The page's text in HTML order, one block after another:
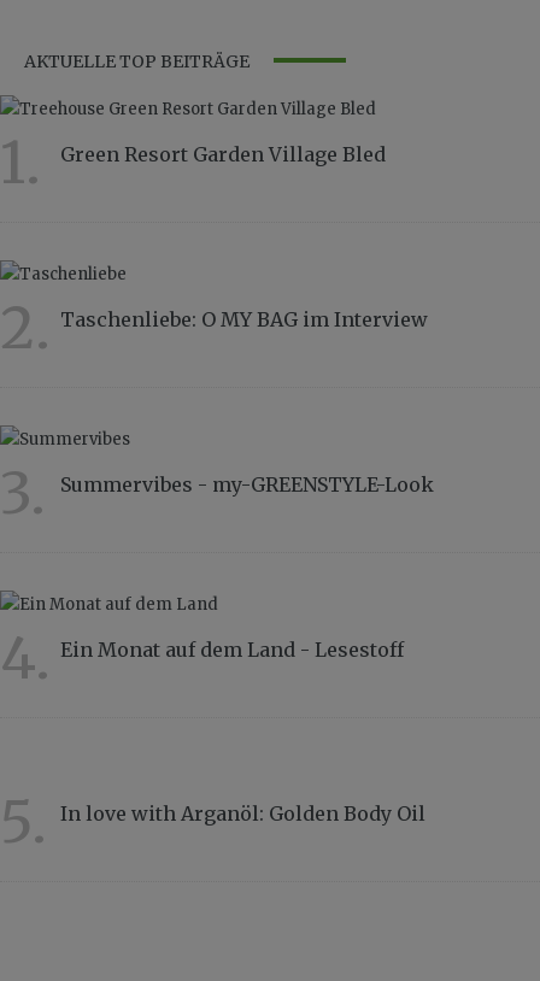
AKTUELLE TOP BEITRÄGE
1. Green Resort Garden Village Bled
2. Taschenliebe: O MY BAG im Interview
3. Summervibes - my-GREENSTYLE-Look
4. Ein Monat auf dem Land - Lesestoff
5. In love with Arganöl: Golden Body Oil